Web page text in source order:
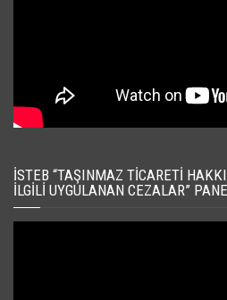
İSTEB “TAŞINMAZ TICARETI
İLGILI UYGULANAN CEZALAR”